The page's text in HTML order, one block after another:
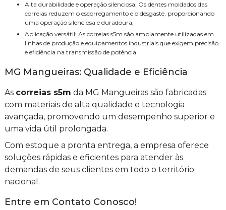
Alta durabilidade e operação silenciosa: Os dentes moldados das
correias reduzem o escorregamento e o desgaste, proporcionando
uma operação silenciosa e duradoura;
Aplicação versátil: As correias s5m são amplamente utilizadas em
linhas de produção e equipamentos industriais que exigem precisão
e eficiência na transmissão de potência.
MG Mangueiras: Qualidade e Eficiência
As correias s5m da MG Mangueiras são fabricadas
com materiais de alta qualidade e tecnologia
avançada, promovendo um desempenho superior e
uma vida útil prolongada.
Com estoque a pronta entrega, a empresa oferece
soluções rápidas e eficientes para atender às
demandas de seus clientes em todo o território
nacional.
Entre em Contato Conosco!